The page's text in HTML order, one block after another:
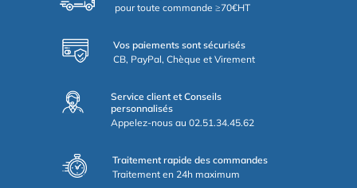
pour toute commande ≥70€HT
Vos paiements sont sécurisés
CB, PayPal, Chèque et Virement
Service client et Conseils
personnalisés
Appelez-nous au 02.51.34.45.62
Traitement rapide des commandes
Traitement en 24h maximum